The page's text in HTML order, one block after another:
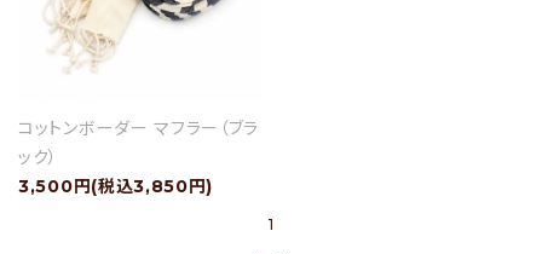
- 運営会社
- お問い合わせ
コットンボーダー マフラー（ブラ
ック）
3,500円(税込3,850円)
1